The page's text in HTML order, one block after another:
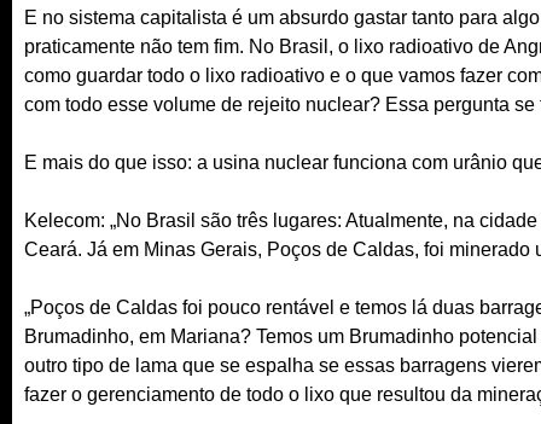
E no sistema capitalista é um absurdo gastar tanto para
praticamente não tem fim. No Brasil, o lixo radioativo de
como guardar todo o lixo radioativo e o que vamos fazer
com todo esse volume de rejeito nuclear? Essa pergunta
E mais do que isso: a usina nuclear funciona com urânio
Kelecom: „No Brasil são três lugares: Atualmente, na
Ceará. Já em Minas Gerais, Poços de Caldas, foi
„Poços de Caldas foi pouco rentável e temos lá duas
Brumadinho, em Mariana? Temos um Brumadinho
outro tipo de lama que se espalha se essas barragens
fazer o gerenciamento de todo o lixo que resultou da